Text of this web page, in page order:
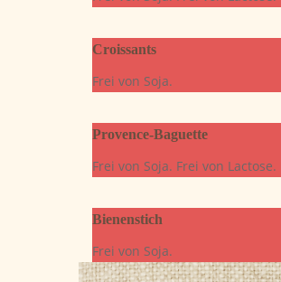
Croissants
Frei von Soja.
Provence-Baguette
Frei von Soja. Frei von
Bienenstich
Frei von Soja.